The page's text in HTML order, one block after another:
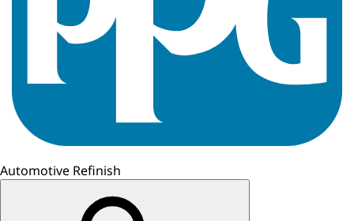
Automotive Refinish